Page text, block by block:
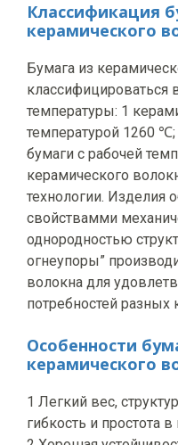
Технические
изделия мм
Классификация
керамического
Бумага из
классифицироваться
температуры: 1
температурой 1260
бумаги с рабочей
керамического
технологии. Изделия
свойствамми
однородностью
огнеупоры”
волокна для
потребностей разных
Особенности
керамического
1 Легкий вес,
гибкость и простота